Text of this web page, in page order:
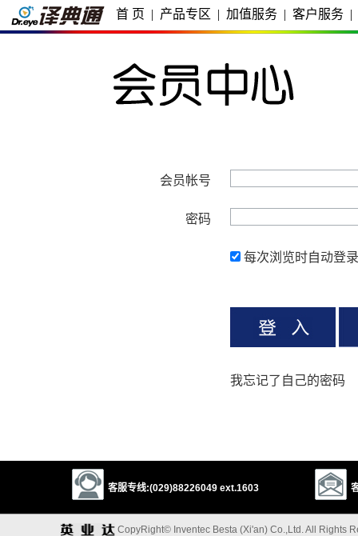
首 页 | 产品专区 | 加值服务 | 客户服务 |
会员帐号
密码
每次浏览时自动登录
我忘记了自己的密码
客服专线:(029)88226049 ext.1603
CopyRight© Inventec Besta (Xi'an) Co.,Ltd. All Rights